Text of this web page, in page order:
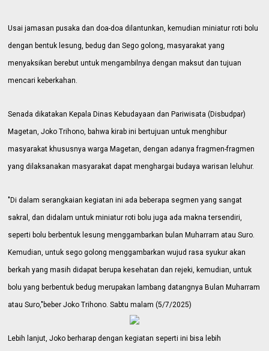
Usai jamasan pusaka dan doa-doa dilantunkan, kemudian miniatur roti bolu
dengan bentuk lesung, bedug dan Sego golong, masyarakat yang
menyaksikan berebut untuk mengambilnya dengan maksut dan tujuan
mencari keberkahan.
Senada dikatakan Kepala Dinas Kebudayaan dan Pariwisata (Disbudpar)
Magetan, Joko Trihono, bahwa kirab ini bertujuan untuk menghibur
masyarakat khususnya warga Magetan, dengan adanya fragmen-fragmen
yang dilaksanakan masyarakat dapat menghargai budaya warisan leluhur.
"Di dalam serangkaian kegiatan ini ada beberapa segmen yang sangat
sakral, dan didalam untuk miniatur roti bolu juga ada makna tersendiri,
seperti bolu berbentuk lesung menggambarkan bulan Muharram atau Suro.
Kemudian, untuk sego golong menggambarkan wujud rasa syukur akan
berkah yang masih didapat berupa kesehatan dan rejeki, kemudian, untuk
bolu yang berbentuk bedug merupakan lambang datangnya Bulan Muharram
atau Suro,"beber Joko Trihono. Sabtu malam (5/7/2025)
Lebih lanjut, Joko berharap dengan kegiatan seperti ini bisa lebih